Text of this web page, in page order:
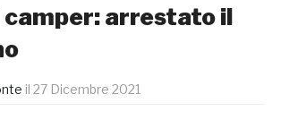
camper: arrestato il
il 27 Dicembre 2021